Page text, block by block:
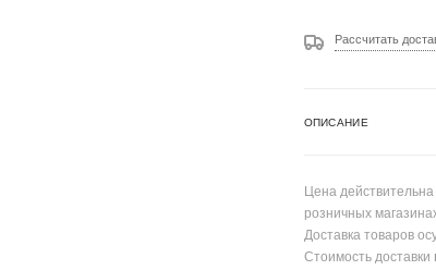
Рассчитать
ОПИСАНИЕ
Цена
розничных
Доставка товаров
Стоимость доставки